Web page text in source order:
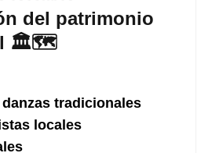
del patrimonio
🏛️🗺️
tradicionales
locales